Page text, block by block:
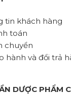
tin khách hàng
toán
chuyển
hành và đổi trả
DƯỢC PHẨM